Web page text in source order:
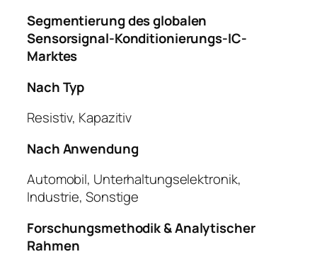
Segmentierung des globalen
Sensorsignal-Konditionierungs-IC-
Marktes
Nach Typ
Resistiv, Kapazitiv
Nach Anwendung
Automobil, Unterhaltungselektronik,
Industrie, Sonstige
Forschungsmethodik & Analytischer
Rahmen